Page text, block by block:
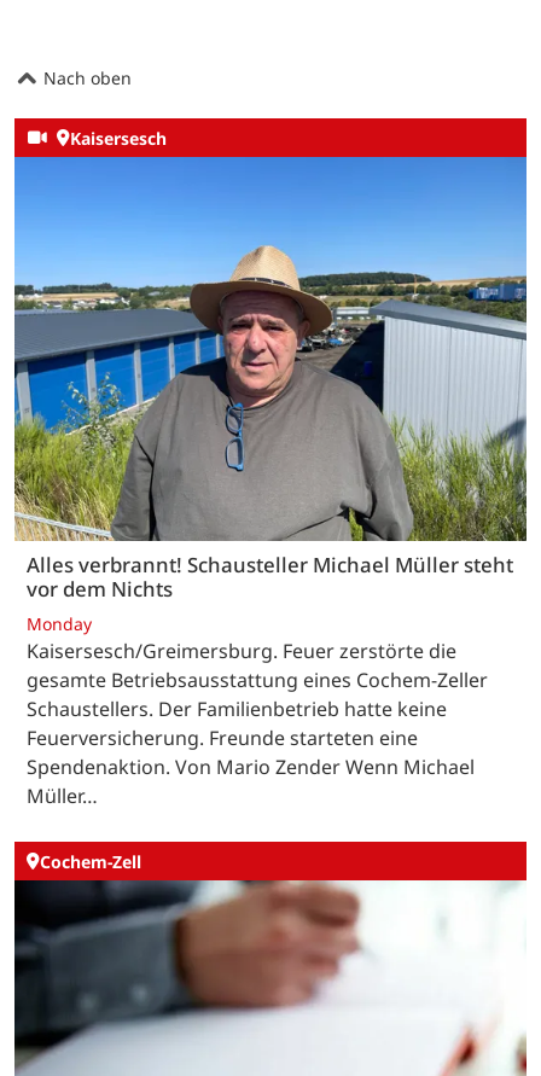
Nach oben
Kaisersesch
Alles verbrannt! Schausteller Michael Müller steht
vor dem Nichts
Monday
Kaisersesch/Greimersburg. Feuer zerstörte die
gesamte Betriebsausstattung eines Cochem-Zeller
Schaustellers. Der Familienbetrieb hatte keine
Feuerversicherung. Freunde starteten eine
Spendenaktion. Von Mario Zender Wenn Michael
Müller…
Cochem-Zell